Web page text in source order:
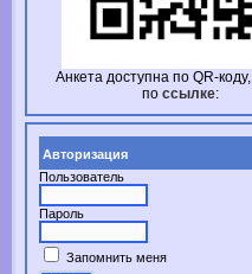
Анкета доступна по QR-коду,
по ссылке:
Авторизация
Пользователь
Пароль
Запомнить меня